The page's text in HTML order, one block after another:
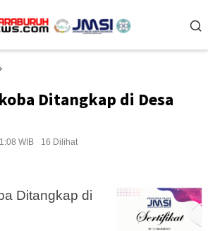
Ditangkap di Desa
WIB 16 Dilihat
Ditangkap di